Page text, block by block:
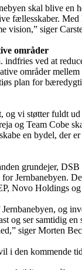
skal blive
fællesskaber.
vision,” siger
områder
indfries ved at
områder
plan for
og vi støtter fuldt
og Team Cobe
en bydel, der
grundejer,
Jernbanebyen.
Novo Holdings
og
og ser samtidig
siger Morten
i den kommende